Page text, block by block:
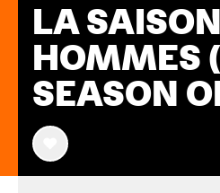
LA
HOMMES
SEASON